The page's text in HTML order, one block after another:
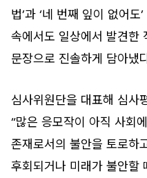
법’과 ‘네 번째 잎이 없어
속에서도 일상에서 발견한
문장으로 진솔하게 담아냈
심사위원단을 대표해 심사
“많은 응모작이 아직 사회
존재로서의 불안을 토로하
후회되거나 미래가 불안할